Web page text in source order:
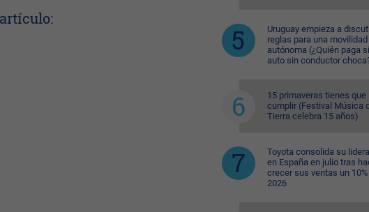
Uruguay empieza a
reglas para una movilidad
autónoma (¿Quién paga
auto sin conductor
15 primaveras tienes que
cumplir (Festival Música
Tierra celebra 15 años)
Toyota consolida su
en España en julio tras
crecer sus ventas un
2026